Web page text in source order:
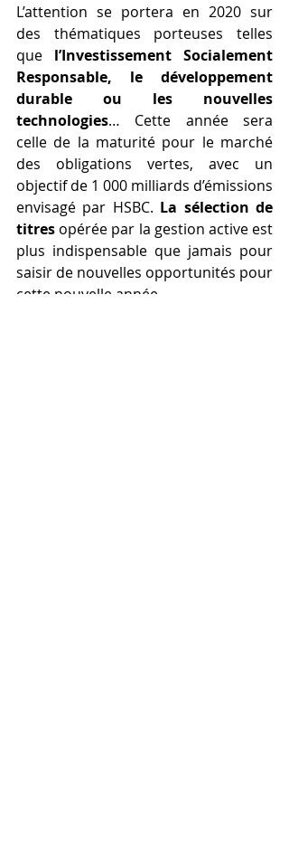
L’attention se portera en 2020 sur
des thématiques porteuses telles
que l’Investissement Socialement
Responsable, le développement
durable ou les nouvelles
technologies… Cette année sera
celle de la maturité pour le marché
des obligations vertes, avec un
objectif de 1 000 milliards d’émissions
envisagé par HSBC. La sélection de
titres opérée par la gestion active est
plus indispensable que jamais pour
saisir de nouvelles opportunités pour
cette nouvelle année.